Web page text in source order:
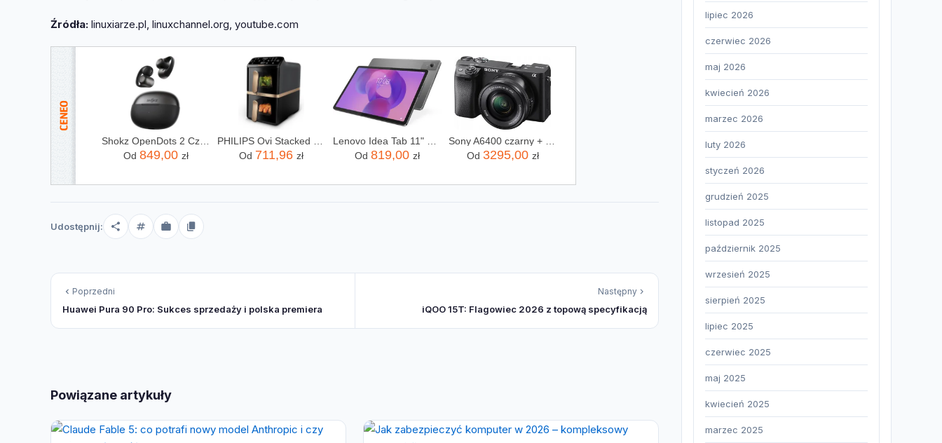
Źródła: linuxiarze.pl, linuxchannel.org, youtube.com
Shokz OpenDots 2 Czarny (E320STBK)
Od 849,00 zł
Od 711,96 zł
Od 819,00 zł
Od 3295,00 zł
Udostępnij:
Poprzedni
Huawei Pura 90 Pro: Sukces sprzedaży i polska premiera
Następny
iQOO 15T: Flagowiec 2026 z topową specyfikacją
Powiązane artykuły
lipiec 2026
czerwiec 2026
maj 2026
kwiecień 2026
marzec 2026
luty 2026
styczeń 2026
grudzień 2025
listopad 2025
październik 2025
wrzesień 2025
sierpień 2025
lipiec 2025
czerwiec 2025
maj 2025
kwiecień 2025
marzec 2025